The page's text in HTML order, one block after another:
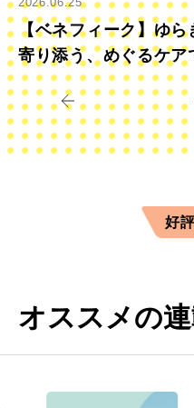
【ベネフィーク】ゆら
寄り添う、めぐるケア
きに
好
オススメの